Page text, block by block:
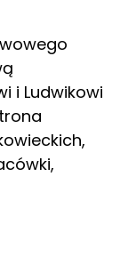
i Ludwikowi